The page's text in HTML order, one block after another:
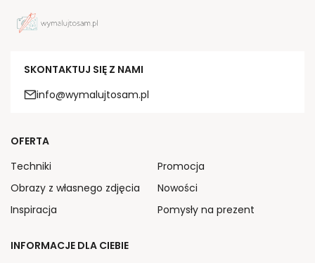
SKONTAKTUJ SIĘ Z NAMI
info@wymalujtosam.pl
OFERTA
Techniki
Obrazy z własnego zdjęcia
Inspiracja
Promocja
Nowości
Pomysły na prezent
INFORMACJE DLA CIEBIE